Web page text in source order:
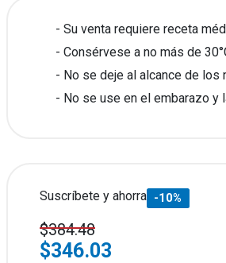
Su venta requiere receta
Consérvese a no más de
No se deje al alcance de los
No se use en el embarazo y
Suscríbete y ahorra -10%
$384.48
$346.03